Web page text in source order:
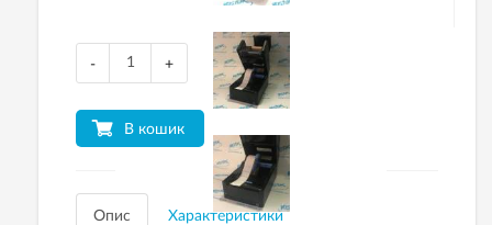
- +
В кошик
Опис Характеристики